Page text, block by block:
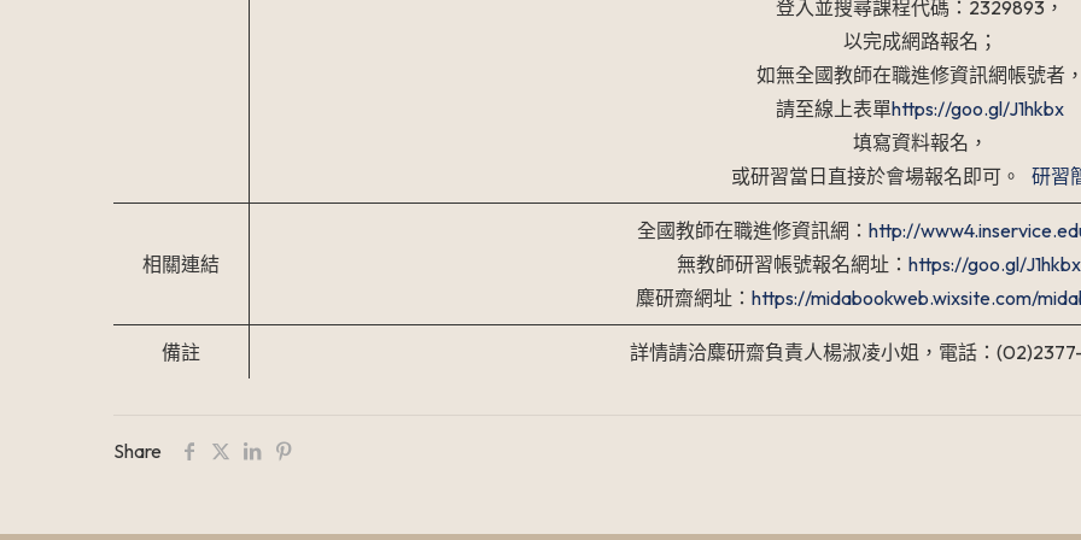
登入並搜尋課程代碼：2329893，
以完成網路報名；
如無全國教師在職進修資訊網帳號者，
請至線上表單https://goo.gl/J1hkbx
填寫資料報名，
或研習當日直接於會場報名即可。研習
相關連結
全國教師在職進修資訊網： http://
無教師研習帳號報名網址： https://goo.gl/J1hkbx
麋研齋網址：https://midabookweb.wixsite.com/
備註 詳情請洽麋研齋負責人楊淑凌小姐，電話：
Share